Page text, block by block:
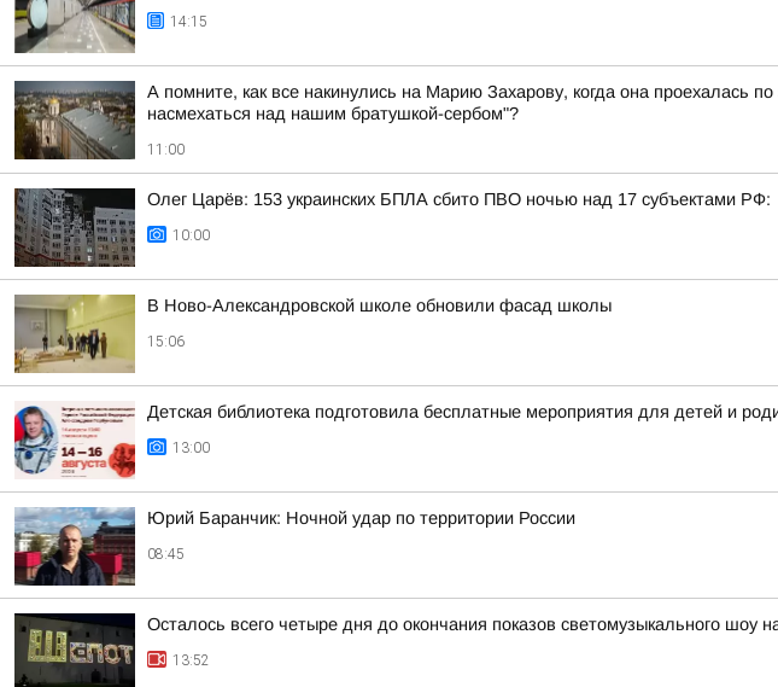
14:15
А помните, как все накинулись на Марию Захарову, когда она проехалась
насмехаться над нашим братушкой-сербом"?
11:00
Олег Царёв: 153 украинских БПЛА сбито ПВО ночью над 17 субъектами РФ:
10:00
В Ново-Александровской школе обновили фасад школы
15:06
Детская библиотека подготовила бесплатные мероприятия для детей и
13:00
Юрий Баранчик: Ночной удар по территории России
08:45
Осталось всего четыре дня до окончания показов светомузыкального шоу
13:52